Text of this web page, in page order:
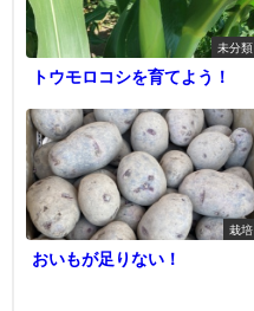
未分類
トウモロコシを育てよう！
栽培
おいもが足りない！